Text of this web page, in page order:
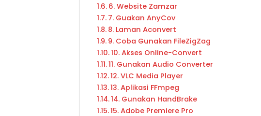
6. Website Zamzar
7. Guakan AnyCov
8. Laman Aconvert
9. Coba Gunakan FileZigZag
10. Akses Online-Convert
11. Gunakan Audio Converter
12. VLC Media Player
13. Aplikasi FFmpeg
14. Gunakan HandBrake
15. Adobe Premiere Pro